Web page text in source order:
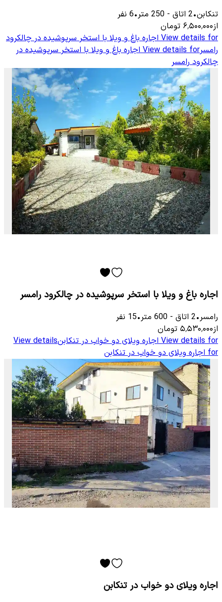
تنکابن•
2 اتاق -
250 متر•
6 نفر
از۶٬۵۰۰٬۰۰۰ تومان
View details for اجاره باغ و ویلا با استخر سرپوشیده در چالکرود
رامسرView details for اجاره باغ و ویلا با استخر سرپوشیده در
چالکرود رامسر
اجاره باغ و ویلا با استخر سرپوشیده در چالکرود رامسر
رامسر•
2 اتاق -
600 متر•
15 نفر
از۵٬۵۳۰٬۰۰۰ تومان
View details for اجاره ویلای دو خواب در تنکابنView details
for اجاره ویلای دو خواب در تنکابن
اجاره ویلای دو خواب در تنکابن